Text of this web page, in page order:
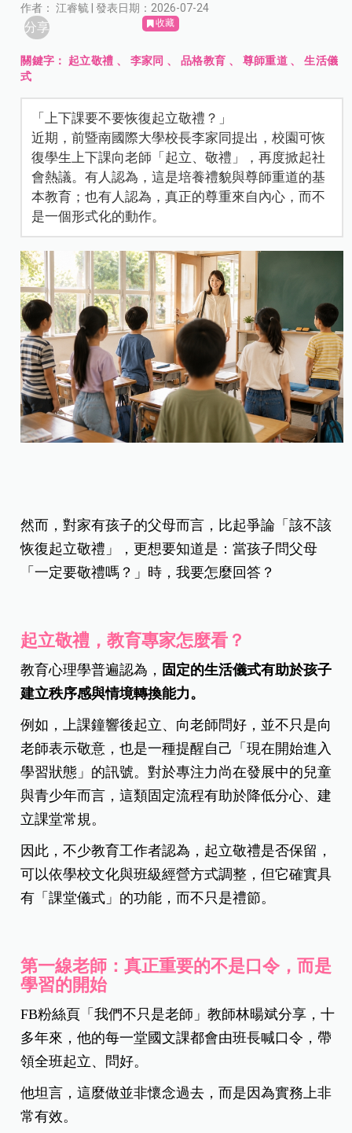
作者： 江睿毓 | 發表日期：2026-07-24
分享 收藏
關鍵字： 起立敬禮 、 李家同 、 品格教育 、 尊師重道 、生活儀
式
「上下課要不要恢復起立敬禮？」
近期，前暨南國際大學校長李家同提出，校園可恢
復學生上下課向老師「起立、敬禮」，再度掀起社
會熱議。有人認為，這是培養禮貌與尊師重道的基
本教育；也有人認為，真正的尊重來自內心，而不
是一個形式化的動作。
然而，對家有孩子的父母而言，比起爭論「該不該
恢復起立敬禮」，更想要知道是：當孩子問父母
「一定要敬禮嗎？」時，我要怎麼回答？
起立敬禮，教育專家怎麼看？
教育心理學普遍認為， 固定的生活儀式有助於孩子
建立秩序感與情境轉換能力。
例如，上課鐘響後起立、向老師問好，並不只是向
老師表示敬意，也是一種提醒自己「現在開始進入
學習狀態」的訊號。對於專注力尚在發展中的兒童
與青少年而言，這類固定流程有助於降低分心、建
立課堂常規。
因此，不少教育工作者認為，起立敬禮是否保留，
可以依學校文化與班級經營方式調整，但它確實具
有「課堂儀式」的功能，而不只是禮節。
第一線老師：真正重要的不是口令，而是
學習的開始
FB粉絲頁「我們不只是老師」教師林暘斌分享，十
多年來，他的每一堂國文課都會由班長喊口令，帶
領全班起立、問好。
他坦言，這麼做並非懷念過去，而是因為實務上非
常有效。